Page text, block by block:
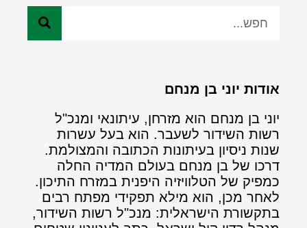
אודות יוני בן מנחם
יוני בן מנחם הוא מזרחן, עיתונאי ומנכ"ל
רשות השידור לשעבר. הוא בעל עשרות
שנות ניסיון בעיתונות הכתובה והמצולמת.
דרכו של בן מנחם בעולם המדיה החלה
כמפיק של הטלוויזיה היפנית במזרח התיכון.
לאחר מכן, הוא מילא תפקידי מפתח רבים
בתקשורת הישראלית: מנכ"ל רשות השידור,